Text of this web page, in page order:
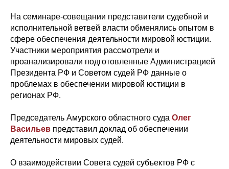
На семинаре-совещании представители судебной и
исполнительной ветвей власти обменялись опытом в
сфере обеспечения деятельности мировой юстиции.
Участники мероприятия рассмотрели и
проанализировали подготовленные Администрацией
Президента РФ и Советом судей РФ данные о
проблемах в обеспечении мировой юстиции в
регионах РФ.
Председатель Амурского областного суда Олег
Васильев представил доклад об обеспечении
деятельности мировых судей.
О взаимодействии Совета судей субъектов РФ с